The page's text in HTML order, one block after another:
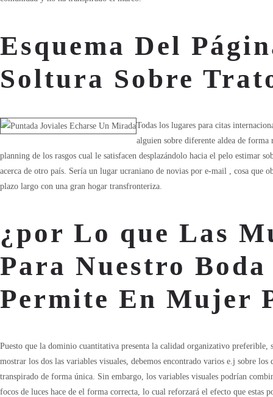
Esquema Del
Soltura Sobre
Todas los lugares para citas
alguien sobre diferente aldea de
planning de los rasgos cual le satisfacen desplazándolo hacia el pelo estimar
acerca de otro país. Serí­a un lugar ucraniano de novias por e-mail , cosa que
plazo largo con una gran hogar transfronteriza.
¿por Lo que Las
Para Nuestro
Permite En Mujer
Puesto que la dominio cuantitativa presenta la calidad organizativo preferible,
mostrar los dos las variables visuales, debemos encontrado varios e.j sobre
transpirado de forma única. Sin embargo, los variables visuales podrían
focos de luces hace de el forma correcta, lo cual reforzará el efecto que estas